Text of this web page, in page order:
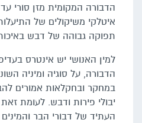
הדבורה המקומית מזן סורי
איטלקי משיקולים של
תפוקה גבוהה של דבש
למין האנושי יש אינטרס
הדבורה, על סוגיה ומיניה
במחקר ובחקלאות אמורים
יבולי פירות ודבש. לעומת
העתיד של דבורי הבר